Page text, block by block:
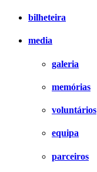
bilheteira
media
galeria
memórias
voluntários
equipa
parceiros